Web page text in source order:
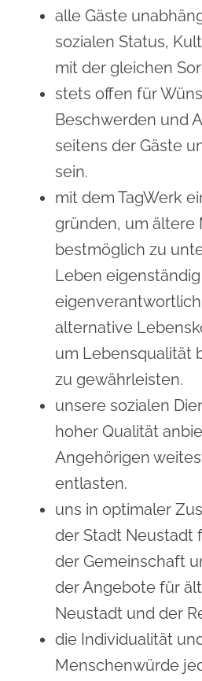
alle Gäste
sozialen Status,
mit der gleichen
stets offen für
Beschwerden und
seitens der Gäste
sein.
mit dem TagWerk
gründen, um ältere
bestmöglich zu
Leben
alternative
um Lebensqualität
zu gewährleisten.
unsere sozialen
hoher Qualität
Angehörigen
entlasten.
uns in optimaler
der Stadt Neustadt
der Gemeinschaft
der Angebote für
Neustadt und der
die Individualität
Menschenwürde